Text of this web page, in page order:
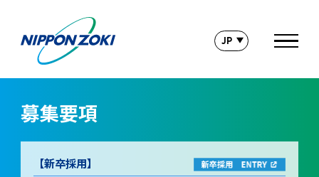
募集要項
【新卒採用】